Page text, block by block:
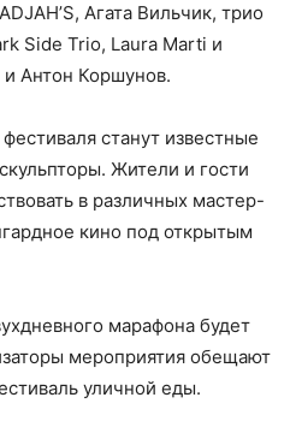
Агата Вильчик, трио
Side Trio, Laura Marti и
и Антон Коршунов.
станут известные
Жители и гости
в различных мастер-
кино под открытым
марафона будет
мероприятия обещают
уличной еды.